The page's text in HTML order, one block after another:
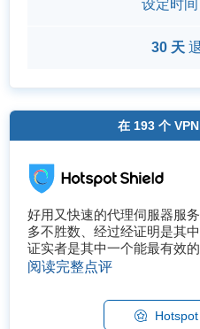
设定时间
30 天
在 193 个
好用又快速的代理伺服器服
多不胜数、经过经证明是其
证实者是其中一个能最有效
的风险的服务。此外，热点
伺服器设在美国，可�...
阅读完整点评